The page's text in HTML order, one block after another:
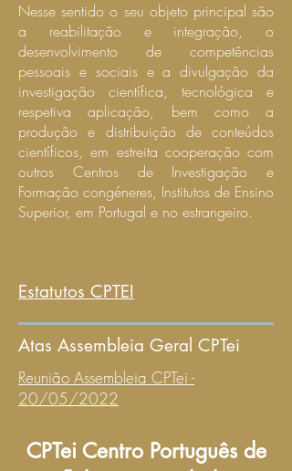
Nesse sentido o seu objeto principal são
a reabilitação e integração, o
desenvolvimento de competências
pessoais e sociais e a divulgação da
investigação científica, tecnológica e
respetiva aplicação, bem como a
produção e distribuição de conteúdos
científicos, em estreita cooperação com
outros Centros de Investigação e
Formação congéneres, Institutos de Ensino
Superior, em Portugal e no estrangeiro.
Estatutos CPTEI
Atas Assembleia Geral CPTei
Reunião Assembleia CPTei -
20/05/2022
CPTei Centro Português de